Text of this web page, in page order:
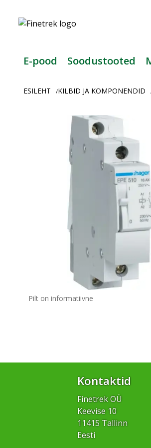
Usaldusväärne
E-pood Soodustooted
ESILEHT /KILBID JA KOMPONENDID
Pilt on informatiivne
Kontaktid
Finetrek OÜ
Keevise 10
11415 Tallinn
Eesti